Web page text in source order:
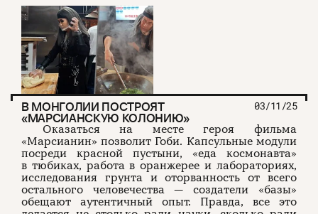
В МОНГОЛИИ ПОСТРОЯТ
«МАРСИАНСКУЮ КОЛОНИЮ»
03/11/25
Оказаться на месте героя фильма
«Марсианин» позволит Гоби. Капсульные модули
посреди красной пустыни, «еда космонавта»
в тюбиках, работа в оранжерее и лабораториях,
исследования грунта и оторванность от всего
остального человечества — создатели «базы»
обещают аутентичный опыт. Правда, все это